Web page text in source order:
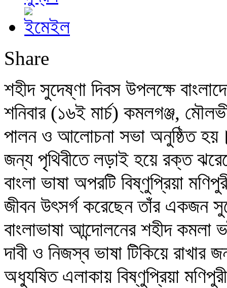
Share
শহীদ সুদেষ্ণা দিবস উপলক্ষে
শনিবার (১৬ই মার্চ) কমলগঞ্জ,
পালন ও আলোচনা সভা অনুষ্ঠিত
জন্য পৃথিবীতে লড়াই হয়ে রক্ত
বাংলা ভাষা অপরটি বিষ্ণুপ্রিয়া
জীবন উৎসর্গ করেছেন তাঁর একজন
বাংলাভাষা আন্দোলনের শহীদ কমলা
দাবী ও নিজস্ব ভাষা টিকিয়ে রাখার
অধ্যুষিত এলাকায় বিষ্ণুপ্রিয়া